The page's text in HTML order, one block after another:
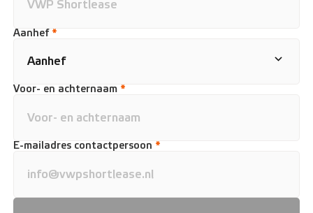
Aanhef *
Voor- en achternaam *
E-mailadres contactpersoon *